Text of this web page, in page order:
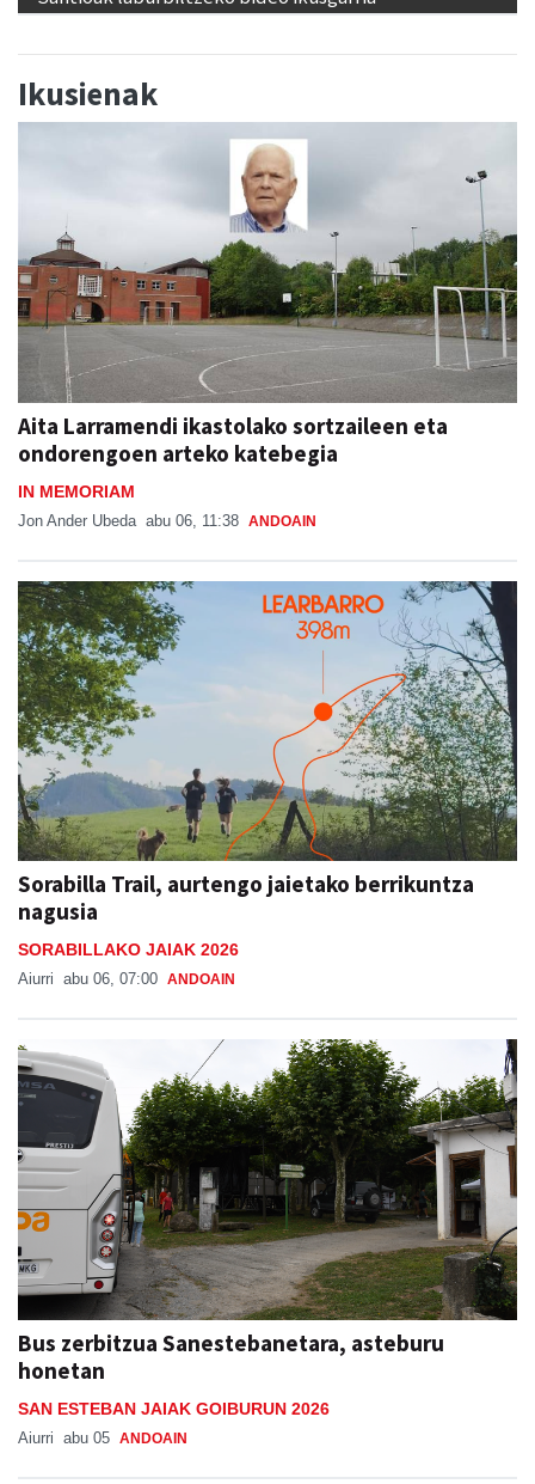
Ikusienak
Aita Larramendi ikastolako sortzaileen eta
ondorengoen arteko katebegia
IN MEMORIAM
Jon Ander Ubeda abu 06, 11:38 ANDOAIN
Sorabilla Trail, aurtengo jaietako berrikuntza
nagusia
SORABILLAKO JAIAK 2026
Aiurri abu 06, 07:00 ANDOAIN
Bus zerbitzua Sanestebanetara, asteburu
honetan
SAN ESTEBAN JAIAK GOIBURUN 2026
Aiurri abu 05 ANDOAIN